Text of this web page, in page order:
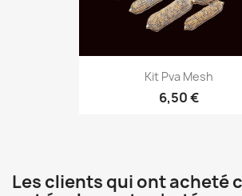
Kit Pva Mesh
6,50 €
Les clients qui ont acheté